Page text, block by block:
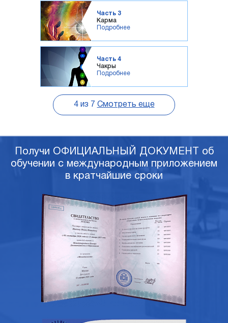
Часть 3
Карма
Подробнее
Часть 4
Чакры
Подробнее
4из 7 Смотреть еще
Получи ОФИЦИАЛЬНЫЙ ДОКУМЕНТ об
обучении с международным приложением
в кратчайшие сроки